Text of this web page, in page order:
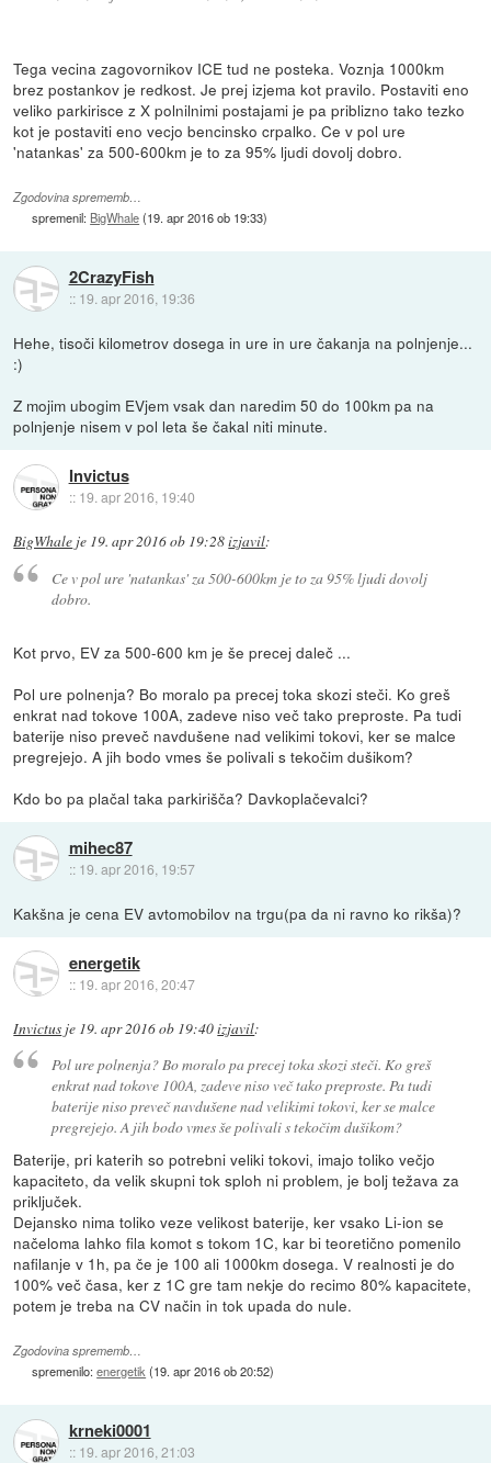
Tega vecina zagovornikov ICE tud ne posteka. Voznja 1000km
brez postankov je redkost. Je prej izjema kot pravilo. Postaviti eno
veliko parkirisce z X polnilnimi postajami je pa priblizno tako tezko
kot je postaviti eno vecjo bencinsko crpalko. Ce v pol ure
'natankas' za 500-600km je to za 95% ljudi dovolj dobro.
Zgodovina sprememb…
spremenil: BigWhale(19. apr 2016 ob 19:33)
2CrazyFish
:: 19. apr 2016, 19:36
Hehe, tisoči kilometrov dosega in ure in ure čakanja na polnjenje...
:)
Z mojim ubogim EVjem vsak dan naredim 50 do 100km pa na
polnjenje nisem v pol leta še čakal niti minute.
Invictus
:: 19. apr 2016, 19:40
BigWhale je 19. apr 2016 ob 19:28izjavil:
Ce v pol ure 'natankas' za 500-600km je to za 95% ljudi dovolj
dobro.
Kot prvo, EV za 500-600 km je še precej daleč ...
Pol ure polnenja? Bo moralo pa precej toka skozi steči. Ko greš
enkrat nad tokove 100A, zadeve niso več tako preproste. Pa tudi
baterije niso preveč navdušene nad velikimi tokovi, ker se malce
pregrejejo. A jih bodo vmes še polivali s tekočim dušikom?
Kdo bo pa plačal taka parkirišča? Davkoplačevalci?
mihec87
:: 19. apr 2016, 19:57
Kakšna je cena EV avtomobilov na trgu(pa da ni ravno ko rikša)?
energetik
:: 19. apr 2016, 20:47
Invictus je 19. apr 2016 ob 19:40izjavil:
Pol ure polnenja? Bo moralo pa precej toka skozi steči. Ko greš
enkrat nad tokove 100A, zadeve niso več tako preproste. Pa tudi
baterije niso preveč navdušene nad velikimi tokovi, ker se malce
pregrejejo. A jih bodo vmes še polivali s tekočim dušikom?
Baterije, pri katerih so potrebni veliki tokovi, imajo toliko večjo
kapaciteto, da velik skupni tok sploh ni problem, je bolj težava za
priključek.
Dejansko nima toliko veze velikost baterije, ker vsako Li-ion se
načeloma lahko fila komot s tokom 1C, kar bi teoretično pomenilo
nafilanje v 1h, pa če je 100 ali 1000km dosega. V realnosti je do
100% več časa, ker z 1C gre tam nekje do recimo 80% kapacitete,
potem je treba na CV način in tok upada do nule.
Zgodovina sprememb…
spremenilo:energetik(19. apr 2016 ob 20:52)
krneki0001
:: 19. apr 2016, 21:03